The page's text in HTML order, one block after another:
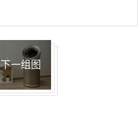
下一组图